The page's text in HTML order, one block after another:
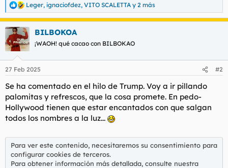
R
e
a
c
c
i
e
:
Leger, ignaciofdez, VITO SCALETTA y 2 más
BILBOKOA
¡WAOH! qué cacao con BILBOKAO
27 Feb 2025 #2
Se ha comentado en el hilo de Trump. Voy a ir pillando
palomitas y refrescos, que la cosa promete. En pedo-
Hollywood tienen que estar encantados con que salgan
todos los nombres a la luz...
Para ver este contenido, necesitaremos su consentimiento para
configurar cookies de terceros.
Para obtener información más detallada, consulte nuestra